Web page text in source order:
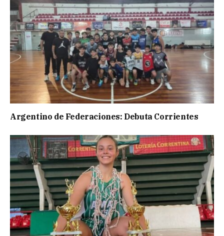
Argentino de Federaciones: Debuta Corrientes